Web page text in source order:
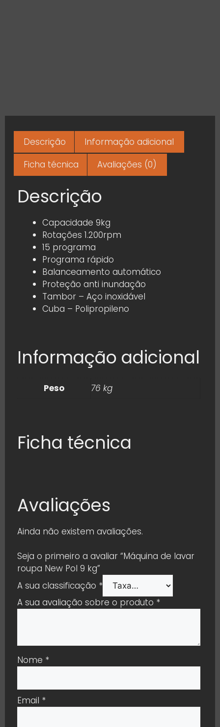
Descrição
Informação adicional
Ficha técnica
Avaliações (0)
Descrição
Capacidade 9kg
Rotações 1.200rpm
15 programa
Programa rápido
Balanceamento automático
Proteção anti inundação
Tambor – Aço inoxidável
Cuba – Polipropileno
Informação adicional
Peso 76 kg
Ficha técnica
Avaliações
Ainda não existem avaliações.
Seja o primeiro a avaliar “Máquina de lavar
roupa New Pol 9 kg”
A sua classificação *
A sua avaliação sobre o produto *
Nome *
Email *